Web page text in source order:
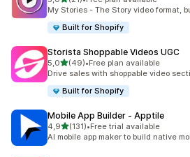
Celkový počet recenzí: 21
My Stories - The Story video format,
Built for Shopify
Storista Shoppable Videos UGC
5,0z 5 hvězd
(49)
Celkový počet recenzí: 49
•Free plan available
Drive sales with shoppable video
Built for Shopify
Mobile App Builder ‑ Apptile
4,9z 5 hvězd
(131)
Celkový počet recenzí: 131
•Free trial available
AI mobile app maker to build native